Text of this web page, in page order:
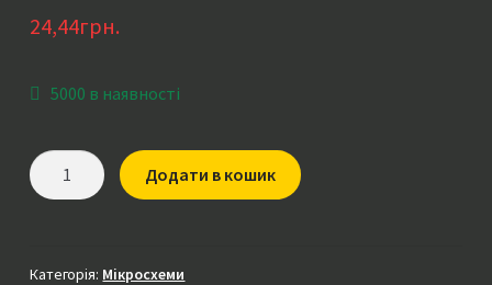
24,44грн.
5000 в наявності
Мікросхема
AN5515
кількість
Додати в кошик
Категорія: Мікросхеми